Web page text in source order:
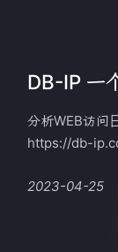
DB-IP 一
分析WEB访问
https://db-
2023-04-25